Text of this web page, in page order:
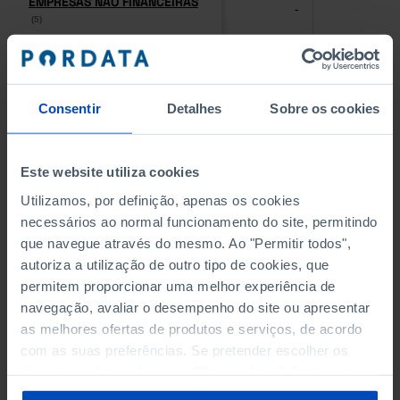
Consentir Detalhes Sobre os cookies
Este website utiliza cookies
Utilizamos, por definição, apenas os cookies
necessários ao normal funcionamento do site, permitindo
que navegue através do mesmo. Ao "Permitir todos",
autoriza a utilização de outro tipo de cookies, que
permitem proporcionar uma melhor experiência de
navegação, avaliar o desempenho do site ou apresentar
as melhores ofertas de produtos e serviços, de acordo
com as suas preferências. Se pretender escolher os
sobre cookies através da gestão de preferências ou da
(5)
(5)
-
PESSOAL AO SERVIÇO NAS
EMPRESAS NÃO FINANCEIRAS
PESSOAL AO SERVIÇO NAS
EMPRESAS NÃO FINANCEIRAS
(5)
- -
QUATRO MAIORES EMPRESAS
Empresas não financeiras
QUATRO MAIORES EMPRESAS
Empresas não financeiras
VOLUME DE NEGÓCIOS DAS
QUATRO MAIORES EMPRESAS
DO MUNICÍPIO (%)
Empresas não financeiras
VOLUME DE NEGÓCIOS DAS
QUATRO MAIORES EMPRESAS
DO MUNICÍPIO (%)
Empresas não financeiras
BANCOS, CAIXAS ECONÓMICAS
BANCOS, CAIXAS ECONÓMICAS -
CAIXAS DE CRÉDITO AGRÍCOLA
CAIXAS DE CRÉDITO AGRÍCOLA